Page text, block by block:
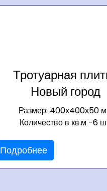
Тротуарная
Новый город
Размер: 400х400х50
Количество в кв.м -6
Подробнее